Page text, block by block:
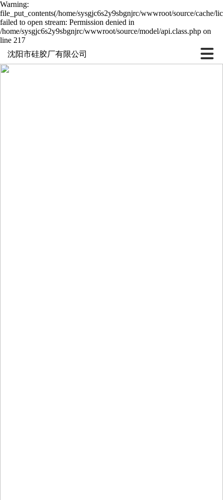
Warning:
file_put_contents(/home/sysgjc6s2y9sbgnjrc/wwwroot/source/cache/
failed to open stream: Permission denied in
/home/sysgjc6s2y9sbgnjrc/wwwroot/source/model/api.class.php on
line 217
沈阳市硅胶厂有限公司